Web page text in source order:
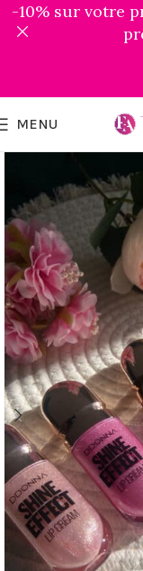
MENU
-10% sur votre